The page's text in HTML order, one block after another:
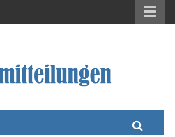
News, Meldungen, Wirtschaft